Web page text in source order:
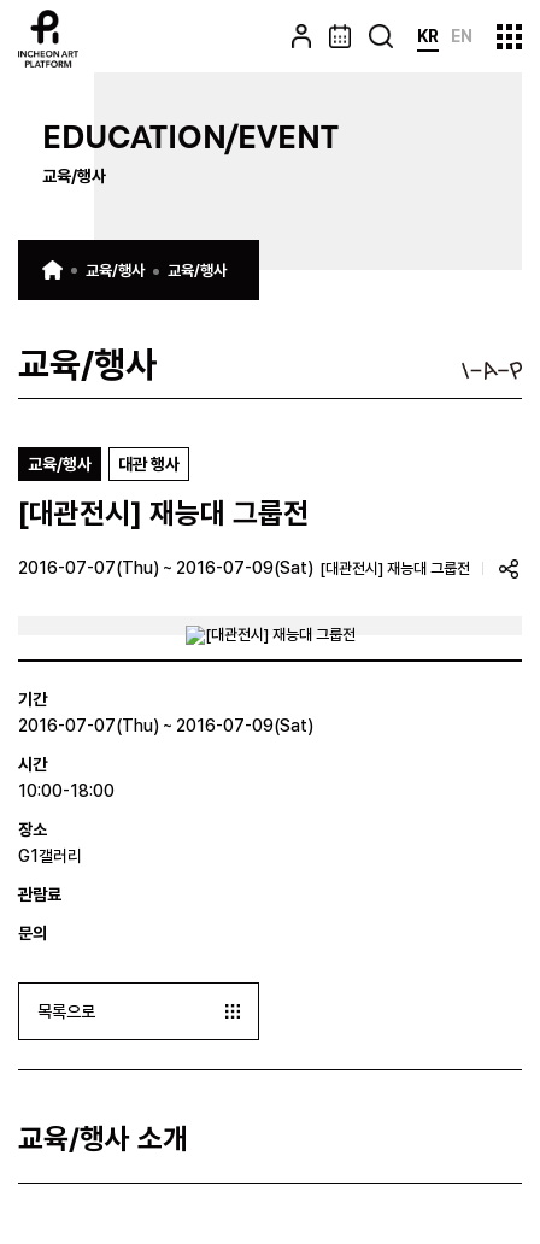
KR EN
EDUCATION/EVENT
교육/행사
교육/행사 교육/행사
교육/행사
교육/행사 대관 행사
[대관전시] 재능대 그룹전
2016-07-07(Thu) ~ 2016-07-09(Sat) [대관전시] 재능대 그룹전
기간
2016-07-07(Thu) ~ 2016-07-09(Sat)
시간
10:00-18:00
장소
G1갤러리
관람료
문의
목록으로
교육/행사 소개